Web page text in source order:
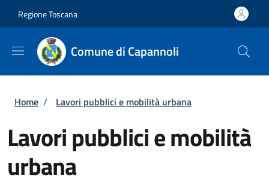
Regione Toscana
Comune di Capannoli
Briciole di pane
Home / Lavori pubblici e mobilità urbana
Lavori pubblici e mobilità
urbana